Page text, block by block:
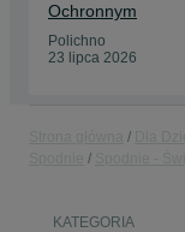
Ochronnym
Polichno
23 lipca 2026
KATEGORIA